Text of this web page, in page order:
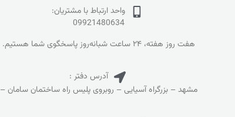
واحد ارتباط با مشتریان:
09921480634
هفت روز هفته، ۲۴ ساعت شبانه‌روز پاسخگوی شما هستیم.
آدرس دفتر :
مشهد – بزرگراه آسیایی – روبروی پلیس راه ساختمان سامان –